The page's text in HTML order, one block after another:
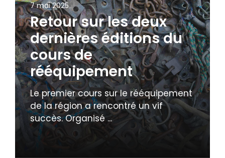
7 mai 2025
Retour sur les deux
dernières éditions du
cours de
rééquipement
Le premier cours sur le rééquipement
de la région a rencontré un vif
succès. Organisé ...